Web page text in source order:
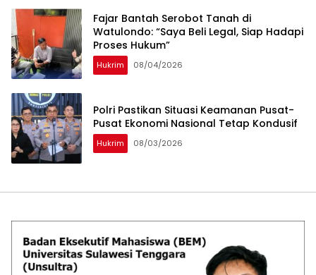
‎Fajar Bantah Serobot Tanah di
Watulondo: “Saya Beli Legal, Siap Hadapi
Proses Hukum”
Hukrim 08/04/2026
Polri Pastikan Situasi Keamanan Pusat-
Pusat Ekonomi Nasional Tetap Kondusif
Hukrim 08/03/2026